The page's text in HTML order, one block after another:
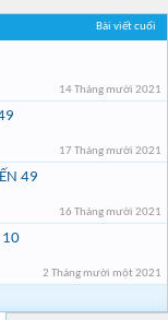
Bài viết cuối
14 Tháng mười 2021
17 Tháng mười 2021
49
16 Tháng mười 2021
10
2 Tháng mười một 2021